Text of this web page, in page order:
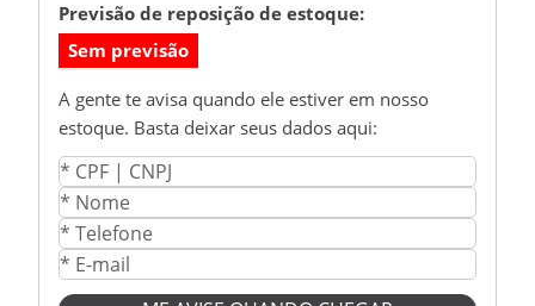
Previsão de reposição de estoque:
Sem previsão
A gente te avisa quando ele estiver em nosso
estoque. Basta deixar seus dados aqui: